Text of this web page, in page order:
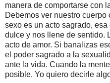
manera de comportarse con
Debemos ver nuestro cuerpo
sexo es un acto sagrado,
dulce y nos llene de sentido.
acto de amor. Si banalizas
el poder sagrado a la
ante la vida. Cuando la
posible. Yo quiero decirle